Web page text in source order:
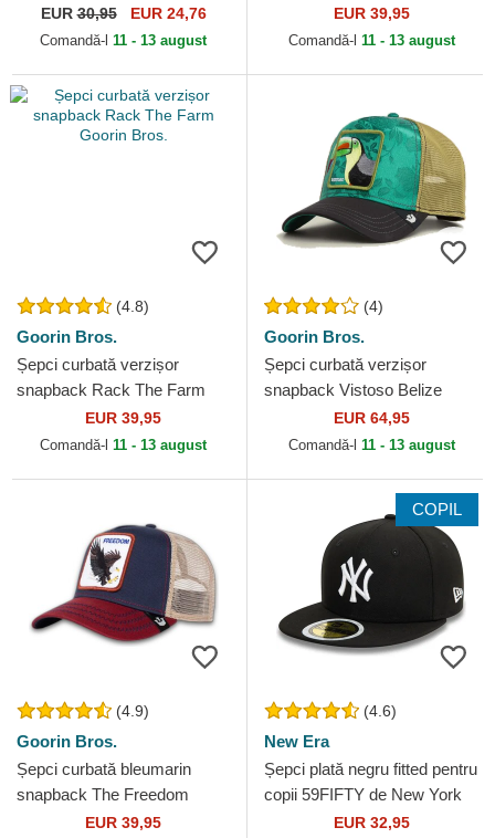
New York Yankees MLB de
New Era
EUR30,95 EUR 24,76
Comandă-l 11 - 13 august
Goorin Bros.EUR 39,95
Comandă-l 11 - 13 august
(4.8)
Goorin Bros.
Șepci curbată verzișor
snapback Rack The Farm
Goorin Bros.EUR 39,95
Comandă-l 11 - 13 august
(4)
Goorin Bros.
Șepci curbată verzișor
snapback Vistoso Belize
Toucan The Farm Goorin
Bros.
EUR 64,95
Comandă-l 11 - 13 august
(4.9)
Goorin Bros.
Șepci curbată bleumarin
snapback The Freedom
Eagle The Farm Goorin Bros.
EUR 39,95
COPIL
(4.6)
New Era
Șepci plată negru fitted pentru
copii 59FIFTY de New York
Yankees MLB de New Era
EUR 32,95